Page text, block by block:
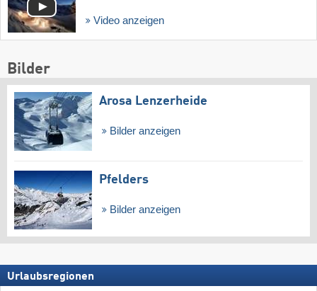
Video anzeigen
Bilder
Arosa Lenzerheide
Bilder anzeigen
Pfelders
Bilder anzeigen
Urlaubsregionen